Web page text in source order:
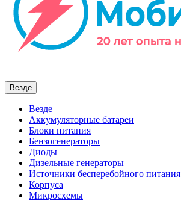
Везде
Везде
Аккумуляторные батареи
Блоки питания
Бензогенераторы
Диоды
Дизельные генераторы
Источники бесперебойного питания
Корпуса
Микросхемы